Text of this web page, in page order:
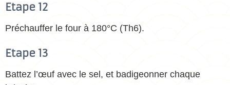
Etape 12
Préchauffer le four à 180°C (Th6).
Etape 13
Battez l’œuf avec le sel, et badigeonner chaque